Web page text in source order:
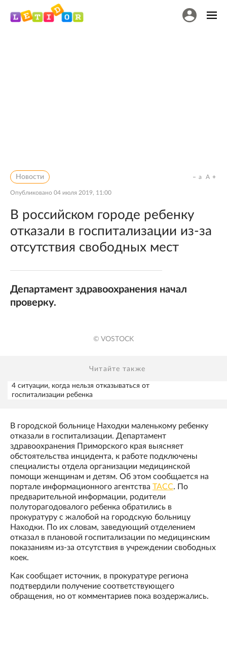
Новости
Опубликовано 04 июля 2019, 11:00
a A
В российском городе ребенку
отказали в госпитализации из-за
отсутствия свободных мест
Департамент здравоохранения начал
проверку.
© VOSTOCK
Читайте также
4 ситуации, когда нельзя отказываться от
госпитализации ребенка
В городской больнице Находки маленькому ребенку
отказали в госпитализации. Департамент
здравоохранения Приморского края выясняет
обстоятельства инцидента, к работе подключены
специалисты отдела организации медицинской
помощи женщинам и детям. Об этом сообщается на
портале информационного агентства ТАСС. По
предварительной информации, родители
полуторагодовалого ребенка обратились в
прокуратуру с жалобой на городскую больницу
Находки. По их словам, заведующий отделением
отказал в плановой госпитализации по медицинским
показаниям из-за отсутствия в учреждении свободных
коек.
Как сообщает источник, в прокуратуре региона
подтвердили получение соответствующего
обращения, но от комментариев пока воздержались.